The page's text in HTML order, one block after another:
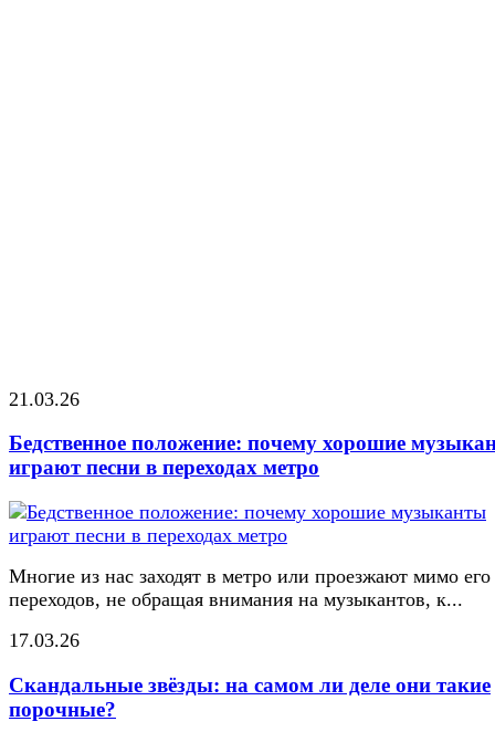
21.03.26
Бедственное положение: почему хорошие
играют песни в переходах метро
Многие из нас заходят в метро или проезжают мимо его
переходов, не обращая внимания на музыкантов, к...
17.03.26
Скандальные звёзды: на самом ли деле они такие
порочные?